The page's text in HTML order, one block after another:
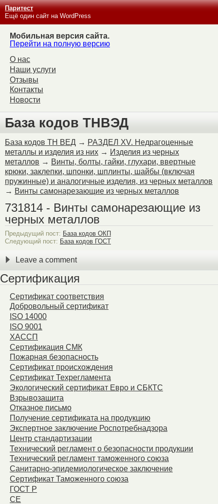
Паритест
Ещё один сайт на WordPress
Мобильная версия сайта.
Перейти на полную версию
О нас
Наши услуги
Отзывы
Контакты
Новости
База кодов ТНВЭД
База кодов ТН ВЕД → РАЗДЕЛ XV. Недрагоценные
металлы и изделия из них → Изделия из черных
металлов → Винты, болты, гайки, глухари, ввертные
крюки, заклепки, шпонки, шплинты, шайбы (включая
пружинные) и аналогичные изделия, из черных металлов
→ Винты самонарезающие из черных металлов
731814 - Винты самонарезающие из
черных металлов
Предыдущий пост: База кодов ОКП
Следующий пост: База кодов ГОСТ
Leave a comment
Сертификация
Сертификат соответствия
Добровольный сертификат
ISO 14000
ISO 9001
ХАССП
Сертификация СМК
Пожарная безопасность
Сертификат происхождения
Сертификат Техрегламента
Экологический сертификат Евро и СБКТС
Взрывозащита
Отказное письмо
Получение сертификата на продукцию
Экспертное заключение Роспотребнадзора
Центр стандартизации
Технический регламент о безопасности продукции
Технический регламент таможенного союза
Санитарно-эпидемиологическое заключение
Сертификат Таможенного союза
ГОСТ Р
СЕ